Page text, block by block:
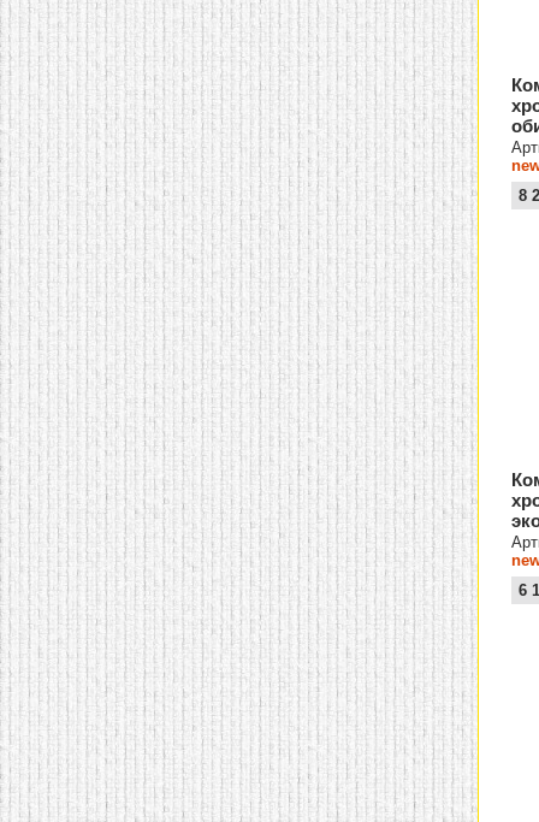
8
6